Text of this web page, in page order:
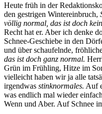
Heute früh in der
den gestrigen Wintereinbruch,
völlig normal, das ist doch
Recht hat er. Aber ich denke
Schnee-Geschiebe in den
und über schaufelnde,
das ist doch ganz normal.
Grün im Frühling, Hitze im
vielleicht haben wir ja alle
irgendwas stinknormales. Auf
was endlich mal wieder
Wenn und Aber. Auf Schnee